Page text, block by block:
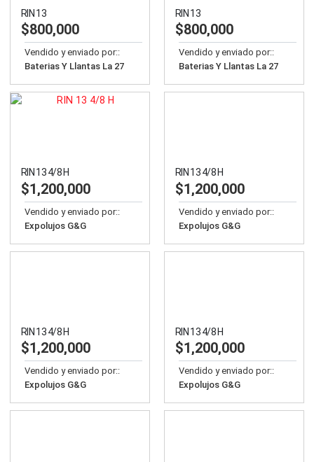
RIN 13
$800,000
Vendido y enviado por::
Baterias Y Llantas La 27
RIN 13
$800,000
Vendido y enviado por::
Baterias Y Llantas La 27
RIN 13 4/8 H
$1,200,000
Vendido y enviado por::
Expolujos G&G
RIN 13 4/8 H
$1,200,000
Vendido y enviado por::
Expolujos G&G
RIN 13 4/8 H
$1,200,000
Vendido y enviado por::
Expolujos G&G
RIN 13 4/8 H
$1,200,000
Vendido y enviado por::
Expolujos G&G